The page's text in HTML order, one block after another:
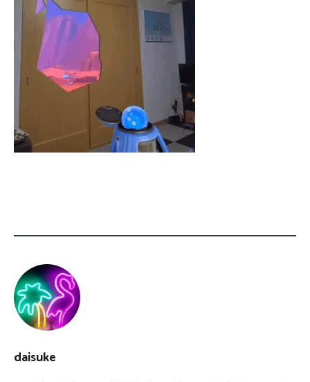
daisuke